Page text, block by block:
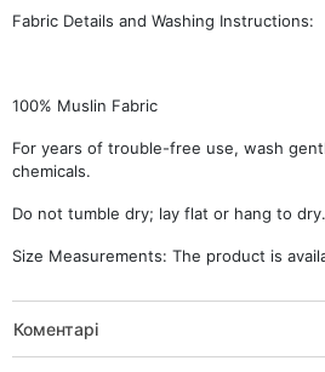
Fabric Details and Washing Instructions:
100% Muslin Fabric
For years of trouble-free use, wash
chemicals.
Do not tumble dry; lay flat or hang to dry.
Size Measurements: The product is
Коментарі